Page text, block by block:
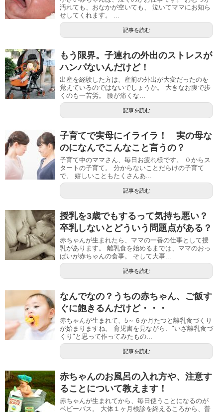
汚れても、おなかが空いても、 泣いてママにお知ら
せしてくれます。 ...
記事を読む
もう限界。子連れの外出のストレスが
ハンパないんだけど！
出産を経験した方は、産前の外出が大変だったのを
覚えているのではないでしょうか。 大きなお腹で歩
くのも一苦労。 腰が痛くな...
記事を読む
子育てで実母にイライラ！ 実の母な
のになんでこんなこと言うの？
子育て中のママさん、毎日お疲れ様です。 ０からス
タートの子育て。 分からないことだらけの子育て
で、 嬉しいこともたくさんあ...
記事を読む
授乳を3歳でもするって気持ち悪い？
卒乳しないとどういう問題点がある？
赤ちゃんが生まれたら、ママの一番の仕事として授
乳があります。 離乳食を始めるまでは、ママのおっ
ぱいが赤ちゃんの食事。 そして大事...
記事を読む
なんでなの？うちの赤ちゃん、ご飯す
ぐに飽きるんだけど・・・
赤ちゃんが生まれて、5～６か月たつと離乳食づくり
が始まりますね。 育児書を見ながら、"いざ離乳食づ
くり"と思って作ってみたもの...
記事を読む
赤ちゃんのお風呂の入れ方や、注意す
ることについて教えます！
赤ちゃんが生まれてから、毎日使うことになるのが
ベビーバス。 大体１ヶ月検診を終えるころから、普